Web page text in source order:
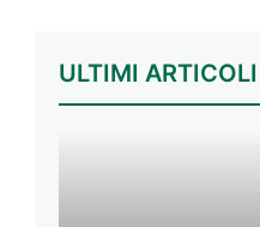
ULTIMI ARTICOLI